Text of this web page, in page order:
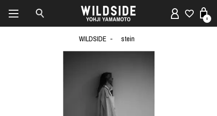
0
WILDSIDE stein